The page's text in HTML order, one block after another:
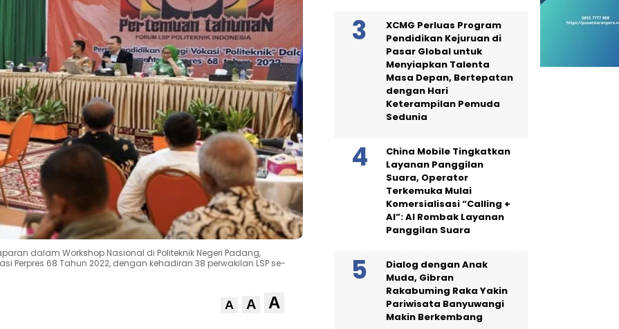
dalam Workshop Nasional di Politeknik Negeri Padang,
Perpres 68 Tahun 2022, dengan kehadiran 38 perwakilan LSP se-
A A A
XCMG Perluas Program
Pendidikan Kejuruan di
Pasar Global untuk
Menyiapkan Talenta
Masa Depan, Bertepatan
dengan Hari
Keterampilan Pemuda
Sedunia
China Mobile Tingkatkan
Layanan Panggilan
Suara, Operator
Terkemuka Mulai
Komersialisasi “Calling +
AI”: AI Rombak Layanan
Panggilan Suara
Dialog dengan Anak
Muda, Gibran
Rakabuming Raka Yakin
Pariwisata Banyuwangi
Makin Berkembang